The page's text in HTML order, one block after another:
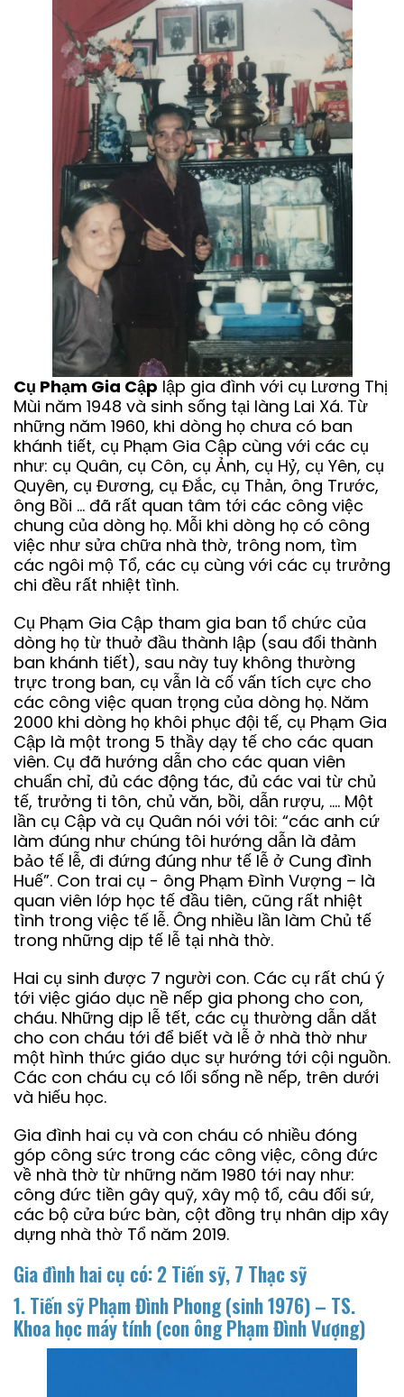
Cụ Phạm Gia Cập lập gia đình với cụ Lương Thị
Mùi năm 1948 và sinh sống tại làng Lai Xá. Từ
những năm 1960, khi dòng họ chưa có ban
khánh tiết, cụ Phạm Gia Cập cùng với các cụ
như: cụ Quân, cụ Côn, cụ Ảnh, cụ Hỷ, cụ Yên, cụ
Quyên, cụ Đương, cụ Đắc, cụ Thản, ông Trước,
ông Bồi … đã rất quan tâm tới các công việc
chung của dòng họ. Mỗi khi dòng họ có công
việc như sửa chữa nhà thờ, trông nom, tìm
các ngôi mộ Tổ, các cụ cùng với các cụ trưởng
chi đều rất nhiệt tình.
Cụ Phạm Gia Cập tham gia ban tổ chức của
dòng họ từ thuở đầu thành lập (sau đổi thành
ban khánh tiết), sau này tuy không thường
trực trong ban, cụ vẫn là cố vấn tích cực cho
các công việc quan trọng của dòng họ. Năm
2000 khi dòng họ khôi phục đội tế, cụ Phạm Gia
Cập là một trong 5 thầy dạy tế cho các quan
viên. Cụ đã hướng dẫn cho các quan viên
chuẩn chỉ, đủ các động tác, đủ các vai từ chủ
tế, trưởng ti tôn, chủ văn, bồi, dẫn rượu, …. Một
lần cụ Cập và cụ Quân nói với tôi: “các anh cứ
làm đúng như chúng tôi hướng dẫn là đảm
bảo tế lễ, đi đứng đúng như tế lễ ở Cung đình
Huế”. Con trai cụ - ông Phạm Đình Vượng – là
quan viên lớp học tế đầu tiên, cũng rất nhiệt
tình trong việc tế lễ. Ông nhiều lần làm Chủ tế
trong những dịp tế lễ tại nhà thờ.
Hai cụ sinh được 7 người con. Các cụ rất chú ý
tới việc giáo dục nề nếp gia phong cho con,
cháu. Những dịp lễ tết, các cụ thường dẫn dắt
cho con cháu tới để biết và lễ ở nhà thờ như
một hình thức giáo dục sự hướng tới cội nguồn.
Các con cháu cụ có lối sống nề nếp, trên dưới
và hiếu học.
Gia đình hai cụ và con cháu có nhiều đóng
góp công sức trong các công việc, công đức
về nhà thờ từ những năm 1980 tới nay như:
công đức tiền gây quỹ, xây mộ tổ, câu đối sứ,
các bộ cửa bức bàn, cột đồng trụ nhân dịp xây
dựng nhà thờ Tổ năm 2019.
Gia đình hai cụ có:2 Tiến sỹ, 7 Thạc sỹ
1. Tiến sỹ Phạm Đình Phong (sinh 1976) – TS.
Khoa học máy tính(con ông Phạm Đình Vượng)